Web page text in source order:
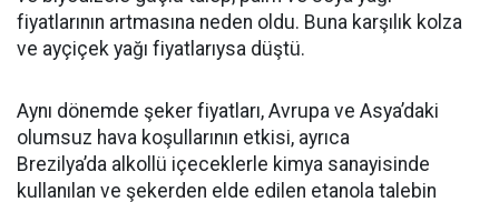
fiyatlarının artmasına neden oldu. Buna karşılık kolza
ve ayçiçek yağı fiyatlarıysa düştü.
Aynı dönemde şeker fiyatları, Avrupa ve Asya’daki
olumsuz hava koşullarının etkisi, ayrıca
Brezilya’da alkollü içeceklerle kimya sanayisinde
kullanılan ve şekerden elde edilen etanola talebin